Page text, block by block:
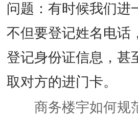
问题：有时候我们进
不但要登记姓名电话
登记身份证信息，甚
取对方的进门卡。
商务楼宇如何规